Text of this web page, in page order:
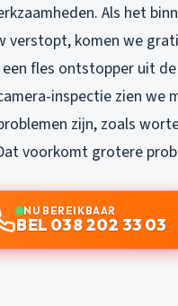
Als het
verstopt, komen we
fles ontstopper uit
inspectie zien we
zijn, zoals
voorkomt grotere
NU BEREIKBAAR
BEL 038 202 33 03